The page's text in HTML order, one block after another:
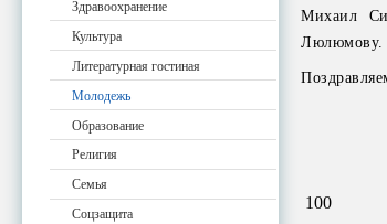
Здравоохранение
Культура
Литературная гостиная
Молодежь
Образование
Религия
Семья
Соцзащита
Михаил
Люлюмову.
100